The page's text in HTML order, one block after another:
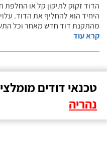
הדוד זקוק לתיקון קל או
היחיד הוא להחליף את הדוד.
מהתקנת דוד חדש מאחר וכל
קרא עוד
טכנאי דודים
נהריה